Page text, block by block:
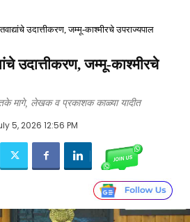
उदात्तीकरण, जम्मू-काश्मीरचे उपराज्यपाल
उदात्तीकरण, जम्मू-काश्मीरचे
मागे, लेखक व प्रकाशक काळ्या यादीत
5, 2026 12:56 PM